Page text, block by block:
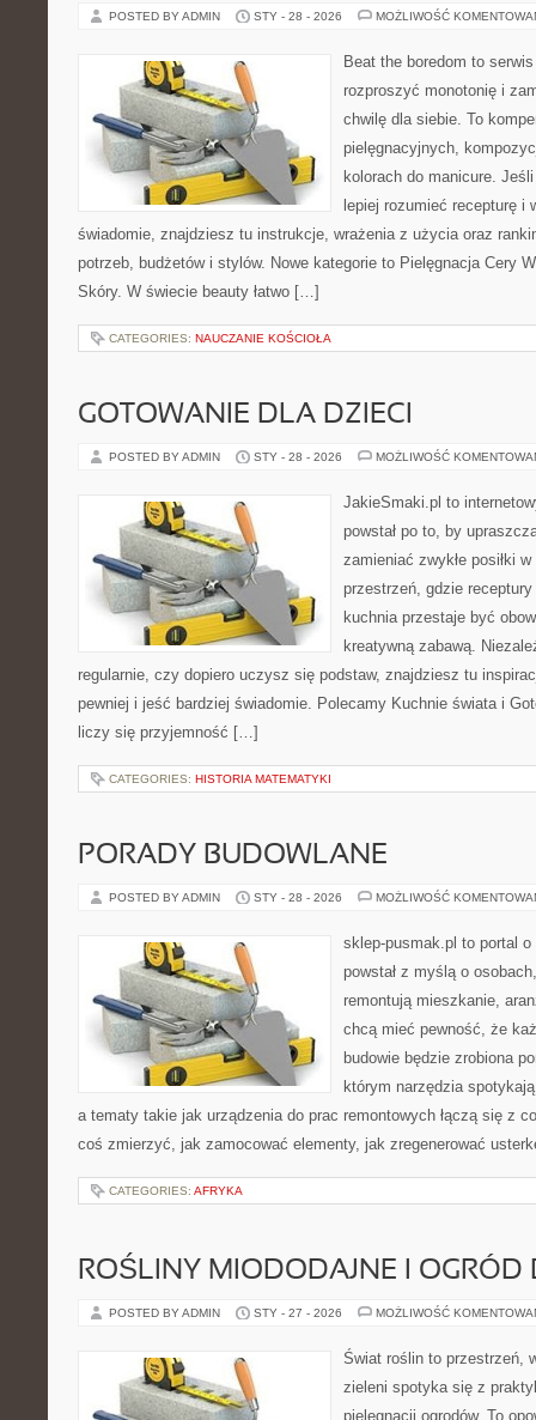
POSTED BY ADMIN STY - 28 - 2026 MOŻLIWOŚĆ
Beat the boredom to
rozproszyć monotonię i
chwilę dla siebie. To
pielęgnacyjnych,
kolorach do manicure.
lepiej rozumieć recepturę i
świadomie, znajdziesz tu instrukcje, wrażenia z użycia oraz
potrzeb, budżetów i stylów. Nowe kategorie to Pielęgnacja Cery
Skóry. W świecie beauty łatwo […]
CATEGORIES: NAUCZANIE KOŚCIOŁA
GOTOWANIE DLA DZIECI
POSTED BY ADMIN STY - 28 - 2026 MOŻLIWOŚĆ
JakieSmaki.pl to
powstał po to, by
zamieniać zwykłe posiłki
przestrzeń, gdzie
kuchnia przestaje być
kreatywną zabawą.
regularnie, czy dopiero uczysz się podstaw, znajdziesz tu
pewniej i jeść bardziej świadomie. Polecamy Kuchnie świata i
liczy się przyjemność […]
CATEGORIES: HISTORIA MATEMATYKI
PORADY BUDOWLANE
POSTED BY ADMIN STY - 28 - 2026 MOŻLIWOŚĆ
sklep-pusmak.pl to portal
powstał z myślą o
remontują mieszkanie,
chcą mieć pewność, że
budowie będzie zrobiona
którym narzędzia
a tematy takie jak urządzenia do prac remontowych łączą się z
coś zmierzyć, jak zamocować elementy, jak zregenerować
CATEGORIES: AFRYKA
ROŚLINY MIODODAJNE I
POSTED BY ADMIN STY - 27 - 2026 MOŻLIWOŚĆ
Świat roślin to przestrzeń,
zieleni spotyka się z
pielęgnacji ogrodów. To